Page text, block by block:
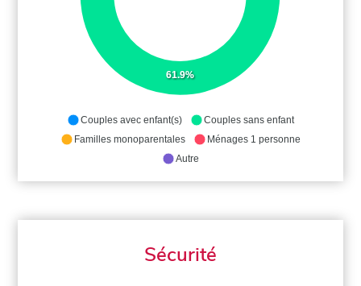
61.9%
Couples avec enfant(s)
Couples sans enfant
Familles monoparentales
Ménages 1 personne
Autre
Sécurité